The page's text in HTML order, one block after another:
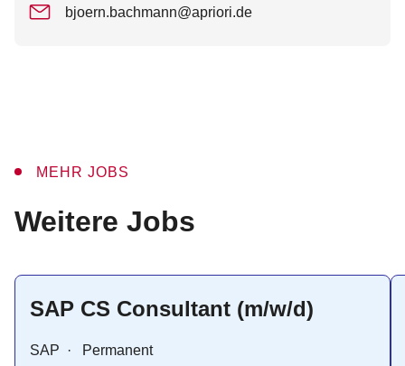
bjoern.bachmann@apriori.de
MEHR JOBS
:
Weitere Jobs
SAP CS Consultant (m/w/d)
SAP · Permanent